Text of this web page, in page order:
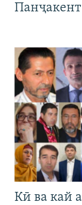
Панҷакент
Кӣ ва кай